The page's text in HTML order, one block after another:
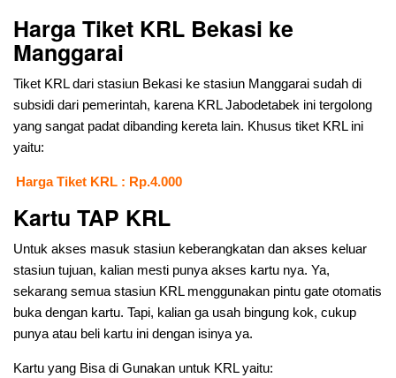
Harga Tiket KRL Bekasi ke
Manggarai
Tiket KRL dari stasiun Bekasi ke stasiun Manggarai sudah di
subsidi dari pemerintah, karena KRL Jabodetabek ini tergolong
yang sangat padat dibanding kereta lain. Khusus tiket KRL ini
yaitu:
Harga Tiket KRL : Rp.4.000
Kartu TAP KRL
Untuk akses masuk stasiun keberangkatan dan akses keluar
stasiun tujuan, kalian mesti punya akses kartu nya. Ya,
sekarang semua stasiun KRL menggunakan pintu gate otomatis
buka dengan kartu. Tapi, kalian ga usah bingung kok, cukup
punya atau beli kartu ini dengan isinya ya.
Kartu yang Bisa di Gunakan untuk KRL yaitu: